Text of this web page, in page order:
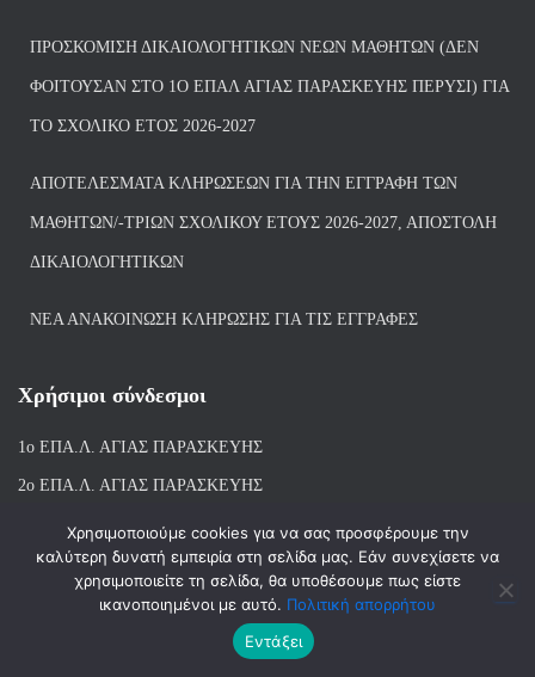
ΠΡΟΣΚΌΜΙΣΗ ΔΙΚΑΙΟΛΟΓΗΤΙΚΏΝ ΝΈΩΝ ΜΑΘΗΤΏΝ (ΔΕΝ
ΦΟΙΤΟΎΣΑΝ ΣΤΟ 1Ο ΕΠΑΛ ΑΓΙΑΣ ΠΑΡΑΣΚΕΥΗΣ ΠΈΡΥΣΙ) ΓΙΑ
ΤΟ ΣΧΟΛΙΚΌ ΈΤΟΣ 2026-2027
ΑΠΟΤΕΛΈΣΜΑΤΑ ΚΛΗΡΏΣΕΩΝ ΓΙΑ ΤΗΝ ΕΓΓΡΑΦΉ ΤΩΝ
ΜΑΘΗΤΏΝ/-ΤΡΙΏΝ ΣΧΟΛΙΚΟΎ ΈΤΟΥΣ 2026-2027, ΑΠΟΣΤΟΛΉ
ΔΙΚΑΙΟΛΟΓΗΤΙΚΏΝ
ΝΕΑ ΑΝΑΚΟΙΝΩΣΗ ΚΛΗΡΩΣΗΣ ΓΙΑ ΤΙΣ ΕΓΓΡΑΦΕΣ
Χρήσιμοι σύνδεσμοι
1ο ΕΠΑ.Λ. ΑΓΙΑΣ ΠΑΡΑΣΚΕΥΗΣ
2ο ΕΠΑ.Λ. ΑΓΙΑΣ ΠΑΡΑΣΚΕΥΗΣ
1ο Ε.Κ. ΑΓΙΑΣ ΠΑΡΑΣΚΕΥΗΣ
ΒΙΒΛΙΟΘΗΚΗ 1ου & 2ου ΕΠΑΛ ΑΓΙΑΣ ΠΑΡΑΣΚΕΥΗΣ
Χρησιμοποιούμε cookies για να σας προσφέρουμε την
καλύτερη δυνατή εμπειρία στη σελίδα μας. Εάν συνεχίσετε να
χρησιμοποιείτε τη σελίδα, θα υποθέσουμε πως είστε
ικανοποιημένοι με αυτό. Πολιτική απορρήτου
Εντάξει